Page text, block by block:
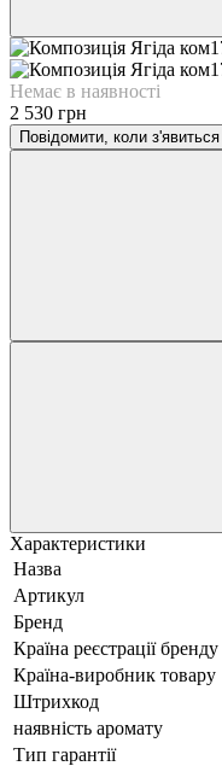
Немає в наявності
2 530 грн
Повідомити, коли з'явиться
Характеристики
Назва
Артикул
Бренд
Країна реєстрації бренду
Країна-виробник товару
Штрихкод
наявність аромату
Тип гарантії